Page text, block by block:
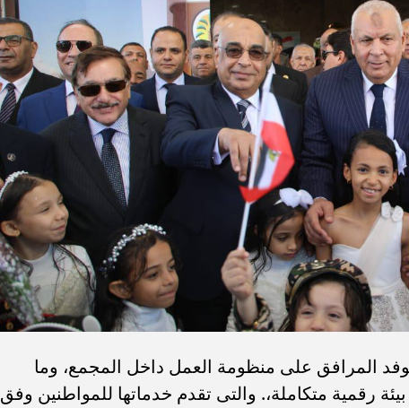
المرافق على منظومة العمل داخل المجمع، وما
رقمية متكاملة،. والتى تقدم خدماتها للمواطنين وفق